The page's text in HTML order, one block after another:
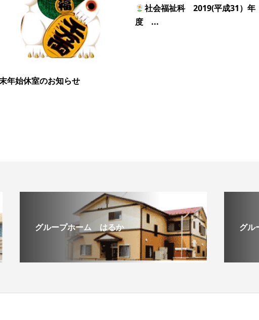
年始休室のお知らせ
社会福祉科 2019(平成31）年
度 ...
グループホーム はるか グ